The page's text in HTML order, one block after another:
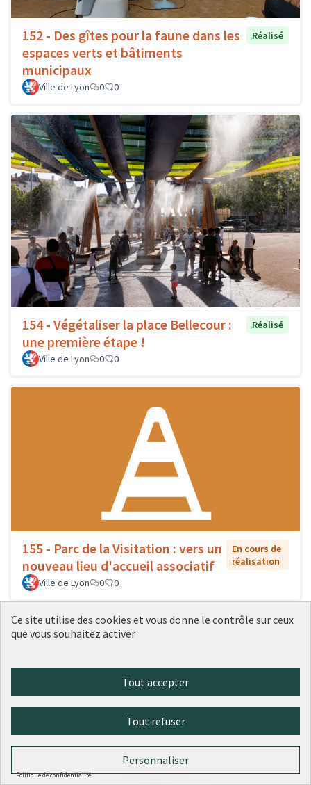
152 - Des gîtes pour la faune dans les
espaces verts et bâtiments
municipaux
Réalisé
Ville de Lyon 0 0
154 - Végétaliser la place Bellecour :
une première étape !
Réalisé
Ville de Lyon 0 0
155 - Parc de la Visitation : vers un
nouveau lieu d'accueil associatif
En cours de
réalisation
Ville de Lyon
0 0
156 - Des artistes dans l'école : un
En cours
Ce site utilise des cookies et vous donne le contrôle sur ceux
que vous souhaitez activer
Tout accepter
Tout refuser
Personnaliser
Politique de confidentialité